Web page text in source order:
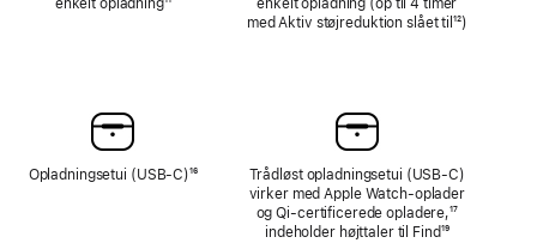
enkelt opladningFodnote
¹¹
Opladningsetui (USB‑C)Fodnote
¹⁶
enkelt opladning (op til 4 timer
med Aktiv støjreduktion slået til Fodnote
¹²)
Trådløst opladningsetui (USB‑C)
virker med Apple Watch-oplader
og Qi-certificerede opladere,Fodnote
¹⁷
indeholder højttaler til FindFodnote
¹⁹